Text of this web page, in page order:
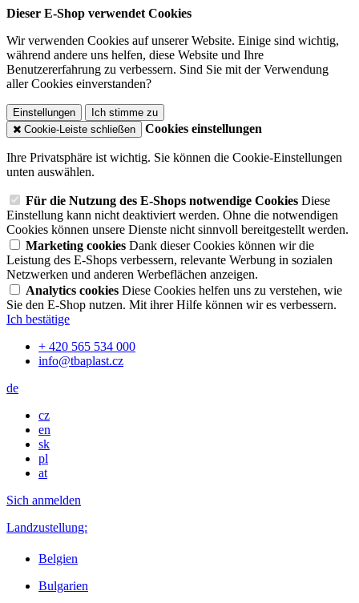
Dieser E-Shop verwendet Cookies
Wir verwenden Cookies auf unserer Website. Einige sind wichtig,
während andere uns helfen, diese Website und Ihre
Benutzererfahrung zu verbessern. Sind Sie mit der Verwendung
aller Cookies einverstanden?
Einstellungen
Ich stimme zu
Cookie-Leiste schließen
Cookies einstellungen
Ihre Privatsphäre ist wichtig. Sie können die Cookie-Einstellungen
unten auswählen.
Für die Nutzung des E-Shops notwendige Cookies Diese
Einstellung kann nicht deaktiviert werden. Ohne die notwendigen
Cookies können unsere Dienste nicht sinnvoll bereitgestellt werden.
Marketing cookies Dank dieser Cookies können wir die
Leistung des E-Shops verbessern, relevante Werbung in sozialen
Netzwerken und anderen Werbeflächen anzeigen.
Analytics cookies Diese Cookies helfen uns zu verstehen, wie
Sie den E-Shop nutzen. Mit ihrer Hilfe können wir es verbessern.
Ich bestätige
+ 420 565 534 000
info@tbaplast.cz
de
cz
en
sk
pl
at
Sich anmelden
Landzustellung:
Belgien
Bulgarien